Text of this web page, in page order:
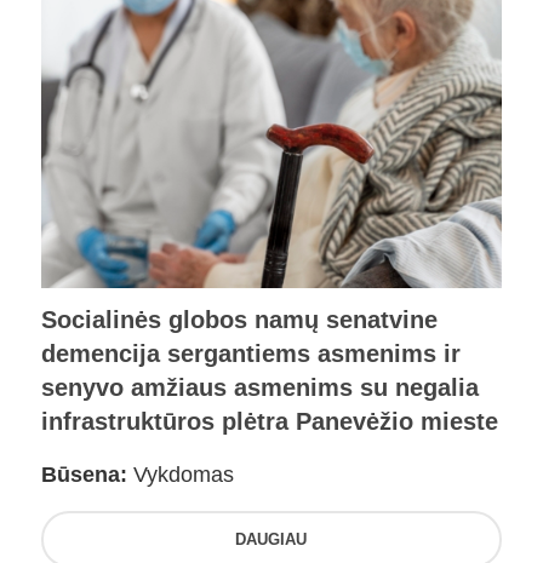
Socialinės globos namų senatvine
demencija sergantiems asmenims ir
senyvo amžiaus asmenims su negalia
infrastruktūros plėtra Panevėžio mieste
Būsena: Vykdomas
DAUGIAU